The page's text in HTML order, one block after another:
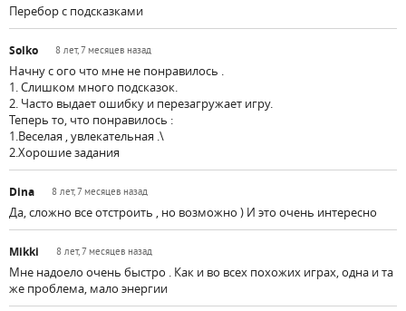
Перебор с подсказками
Solko 8 лет, 7 месяцев назад
Начну с ого что мне не понравилось .
1. Слишком много подсказок.
2. Часто выдает ошибку и перезагружает игру.
Теперь то, что понравилось :
1.Веселая , увлекательная .\
2.Хорошие задания
Dina 8 лет, 7 месяцев назад
Да, сложно все отстроить , но возможно ) И это очень интересно
Mikki 8 лет, 7 месяцев назад
Мне надоело очень быстро . Как и во всех похожих играх, одна и та
же проблема, мало энергии